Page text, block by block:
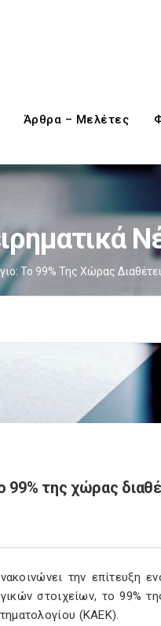
Άρθρα – Μελέτες
Το 99% Της Χώρας
99% της χώρας
την επίτευξη
στοιχείων, το 99%
(ΚΑΕΚ).